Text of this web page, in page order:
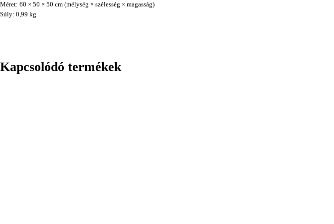
Méret: 60 × 50 × 50 cm (mélység × szélesség × magasság)
Súly: 0,99 kg
Kapcsolódó termékek